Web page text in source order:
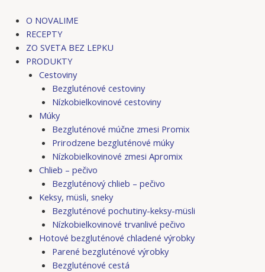
obsah
O NOVALIME
RECEPTY
ZO SVETA BEZ LEPKU
PRODUKTY
Cestoviny
Bezgluténové cestoviny
Nízkobielkovinové cestoviny
Múky
Bezgluténové múčne zmesi Promix
Prirodzene bezgluténové múky
Nízkobielkovinové zmesi Apromix
Chlieb – pečivo
Bezgluténový chlieb – pečivo
Keksy, müsli, sneky
Bezgluténové pochutiny-keksy-müsli
Nízkobielkovinové trvanlivé pečivo
Hotové bezgluténové chladené výrobky
Parené bezgluténové výrobky
Bezgluténové cestá
navigation